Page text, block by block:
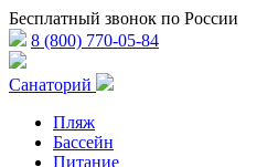
Бесплатный звонок по России
8 (800) 770-05-84
Санаторий
Пляж
Бассейн
Питание